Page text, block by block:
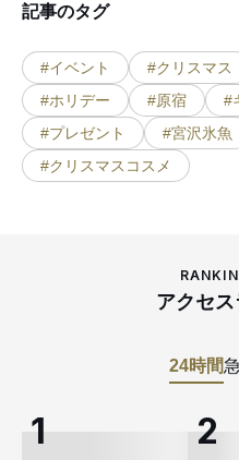
記事のタグ
#イベント #クリスマス
#ホリデー
#原宿 #
#プレゼント
#宮沢氷魚
#クリスマスコスメ
アクセ
24時間